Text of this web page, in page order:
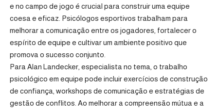
e no campo de jogo é crucial para construir uma equipe
coesa e eficaz. Psicólogos esportivos trabalham para
melhorar a comunicação entre os jogadores, fortalecer o
espírito de equipe e cultivar um ambiente positivo que
promova o sucesso conjunto.
Para Alan Landecker, especialista no tema, o trabalho
psicológico em equipe pode incluir exercícios de construção
de confiança, workshops de comunicação e estratégias de
gestão de conflitos. Ao melhorar a compreensão mútua e a